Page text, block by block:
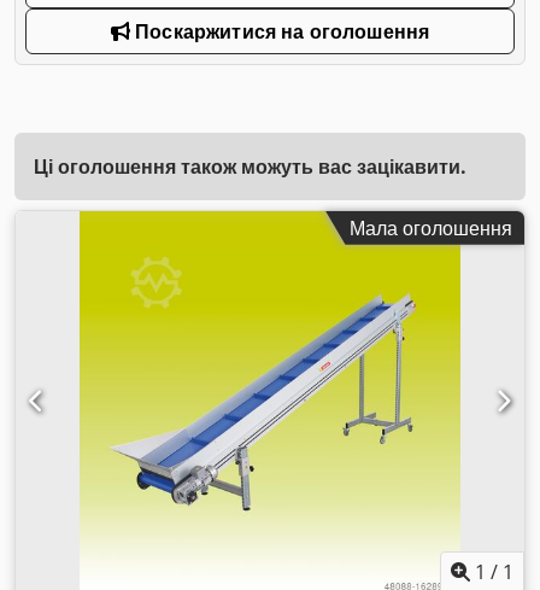
Поскаржитися на оголошення
Ці оголошення також можуть вас зацікавити.
Мала оголошення
1 / 1